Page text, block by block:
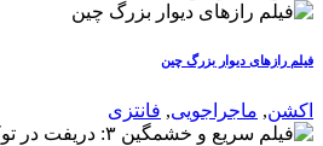
فیلم رازهای دیوار بزرگ چین
اکشن, ماجراجویی, فانتزی